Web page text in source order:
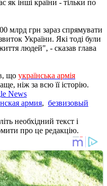
як інші країни - тільки по
млрд грн зараз спрямувати
України. Які тоді були
людей", - сказав глава
що українська армія
ніж за всю її історію.
News
армия, безвизовый
необхідний текст і
про це редакцію.